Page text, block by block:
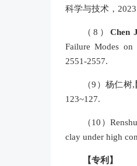
科学与技术，
（ 8 ） Chen
Failure Modes on
2551-2557.
（9 ）杨仁树,
123~127.
（10 ）
clay under high
【专利】